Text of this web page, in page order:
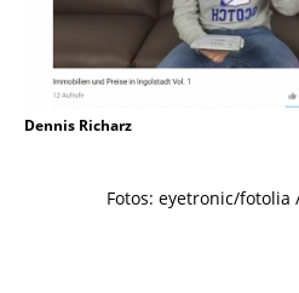
Dennis Richarz
Fotos: eyetronic/fotolia